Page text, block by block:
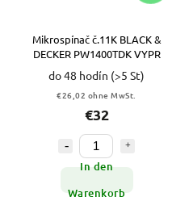
Mikrospínač č.11K BLACK &
DECKER PW1400TDK VYPR
do 48 hodín (>5 St)
€26,02 ohne MwSt.
€32
In den
Warenkorb